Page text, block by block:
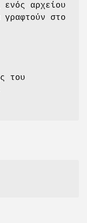
ενός αρχείου
γραφτούν στο
του